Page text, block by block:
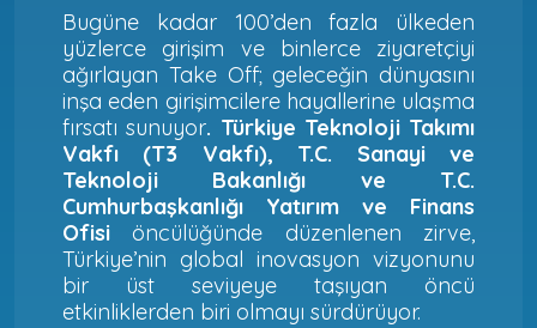
Bugüne kadar 100’den fazla ülkeden
yüzlerce girişim ve binlerce ziyaretçiyi
ağırlayan Take Off; geleceğin dünyasını
inşa eden girişimcilere hayallerine ulaşma
fırsatı sunuyor. Türkiye Teknoloji Takımı
Vakfı (T3 Vakfı), T.C. Sanayi ve
Teknoloji Bakanlığı ve T.C.
Cumhurbaşkanlığı Yatırım ve Finans
Ofisi öncülüğünde düzenlenen zirve,
Türkiye’nin global inovasyon vizyonunu
bir üst seviyeye taşıyan öncü
etkinliklerden biri olmayı sürdürüyor.